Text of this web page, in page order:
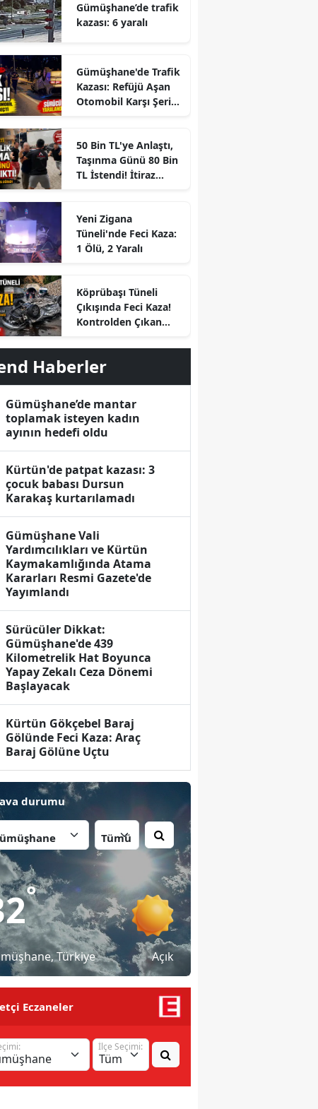
Gümüşhane’de trafik
kazası: 6 yaralı
Gümüşhane'de Trafik
Kazası: Refüjü Aşan
Otomobil Karşı Şeride
50 Bin TL'ye Anlaştı,
Taşınma Günü 80 Bin
TL İstendi! İtiraz
Yeni Zigana
Tüneli'nde Feci Kaza:
1 Ölü, 2 Yaralı
Köprübaşı Tüneli
Çıkışında Feci Kaza!
Kontrolden Çıkan
Takla Attı
Haberler
Gümüşhane’de mantar
toplamak isteyen kadın
ayının hedefi oldu
Kürtün'de patpat kazası: 3
çocuk babası Dursun
Karakaş kurtarılamadı
Gümüşhane Vali
Yardımcılıkları ve Kürtün
Kaymakamlığında Atama
Kararları Resmi Gazete'de
Yayımlandı
Sürücüler Dikkat:
Gümüşhane'de 439
Kilometrelik Hat Boyunca
Yapay Zekalı Ceza Dönemi
Başlayacak
Kürtün Gökçebel Baraj
Gölünde Feci Kaza: Araç
Baraj Gölüne Uçtu
durumu
°
, Türkiye Açık
Eczaneler
İlçe Seçimi: